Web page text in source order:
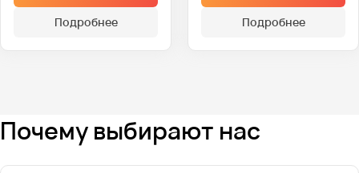
Подробнее
Подробнее
Почему выбирают нас